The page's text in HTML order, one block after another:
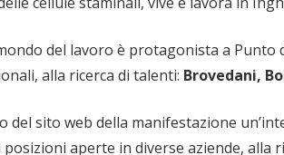
del lavoro è protagonista a Punto
alla ricerca di talenti: Brovedani,
del sito web della manifestazione
posizioni aperte in diverse aziende,